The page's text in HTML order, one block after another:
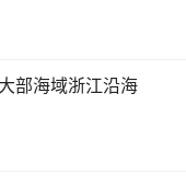
部海域浙江沿海